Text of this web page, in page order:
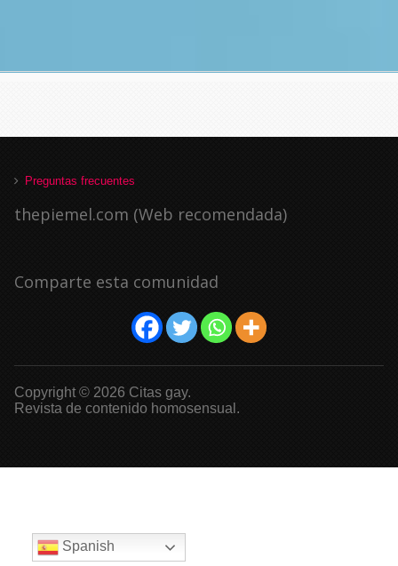
Preguntas frecuentes
thepiemel.com (Web recomendada)
Comparte esta comunidad
Copyright © 2026 Citas gay.
Revista de contenido homosensual.
Spanish